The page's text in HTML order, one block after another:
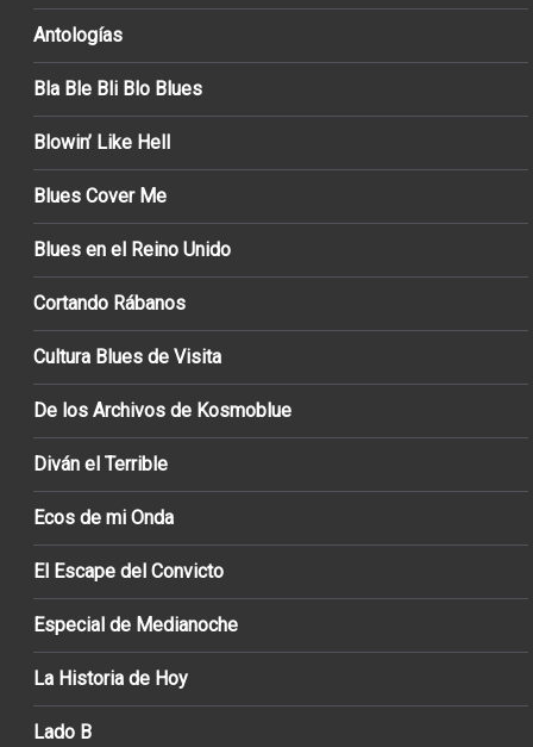
Antologías
Bla Ble Bli Blo Blues
Blowin’ Like Hell
Blues Cover Me
Blues en el Reino Unido
Cortando Rábanos
Cultura Blues de Visita
De los Archivos de Kosmoblue
Diván el Terrible
Ecos de mi Onda
El Escape del Convicto
Especial de Medianoche
La Historia de Hoy
Lado B